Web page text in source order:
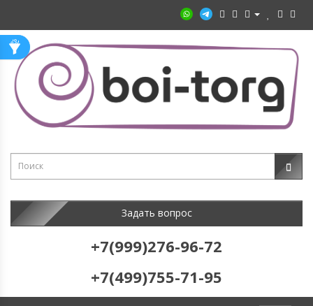
Задать вопрос
+7(999)276-96-72
+7(499)755-71-95